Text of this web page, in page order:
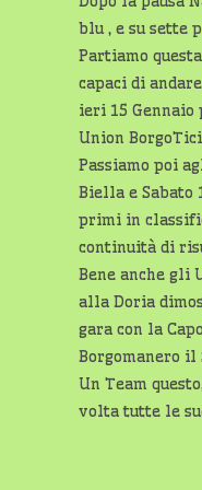
blu , e su sette
Partiamo
capaci di
ieri 15 Gennaio
Union
Passiamo poi
Biella e Sabato
primi in
continuità di
Bene anche gli
alla Doria
gara con la
Borgomanero il
Un Team
volta tutte le